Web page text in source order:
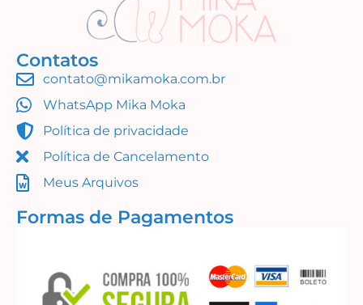
Contatos
contato@mikamoka.com.br
WhatsApp Mika Moka
Política de privacidade
Política de Cancelamento
Meus Arquivos
Formas de Pagamentos